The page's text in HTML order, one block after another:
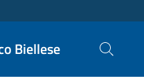
Biellese